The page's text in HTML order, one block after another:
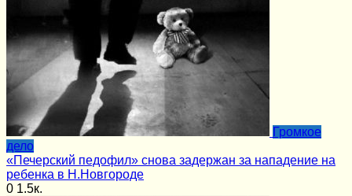
Громкое
дело
«Печерский педофил» снова задержан за нападение на
ребенка в Н.Новгороде
0 1.5к.